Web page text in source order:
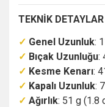
TEKNİK DETAYLAR
✓ Genel Uzunluk:
✓ Bıçak Uzunluğu:
✓ Kesme Kenarı:
✓ Kapalı Uzunluk:
✓ Ağırlık: 51 g (1.8